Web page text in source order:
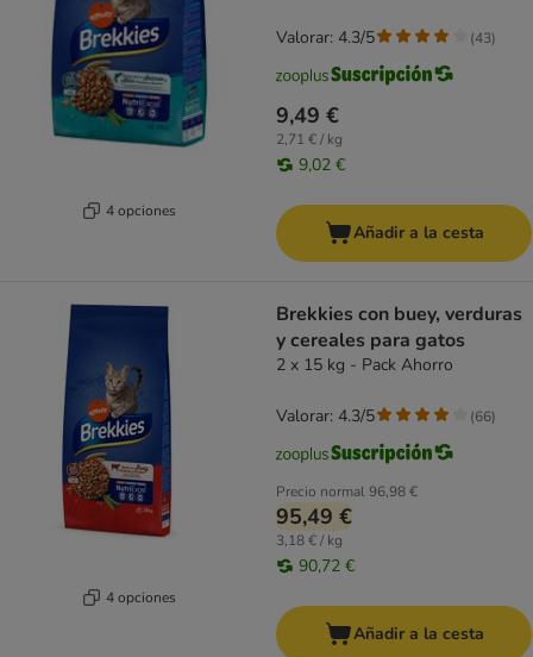
4 opciones
9,49 €
2,71 € / kg
9,02 €
Valorar: 4.3/5 (43)
Añadir a la cesta
4 opciones
Brekkies con buey, verduras
y cereales para gatos
2 x 15 kg - Pack Ahorro
Precio normal96,98 €
95,49 €
3,18 € / kg
90,72 €
Valorar: 4.3/5 (66)
Añadir a la cesta